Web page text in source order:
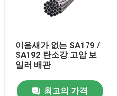
이음새가 없는 SA179 /
SA192 탄소강 고압 보
일러 배관
최고의 가격